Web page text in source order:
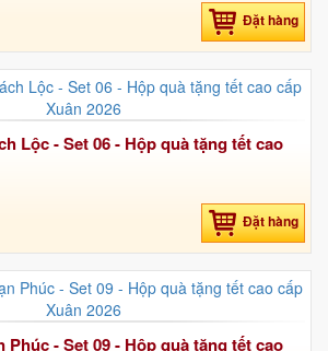
Đặt hàng
Lộc - Set 06 - Hộp quà tặng tết cao
Đặt hàng
Phúc - Set 09 - Hộp quà tặng tết cao